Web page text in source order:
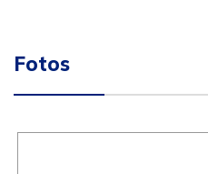
Fotos